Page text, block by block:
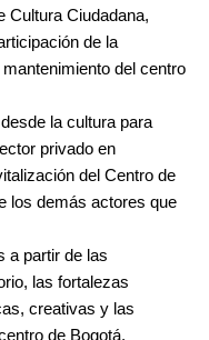
Cultura Ciudadana,
de la
del centro
la cultura para
privado en
del Centro de
los demás actores que
a partir de las
las fortalezas
creativas y las
de Bogotá.